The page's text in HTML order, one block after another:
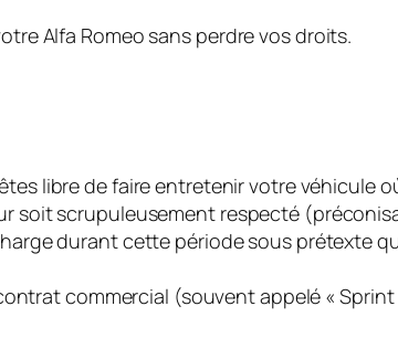
Alfa Romeo sans perdre vos droits.
libre de faire entretenir votre véhicule
soit scrupuleusement respecté
durant cette période sous prétexte
commercial (souvent appelé « Sprint